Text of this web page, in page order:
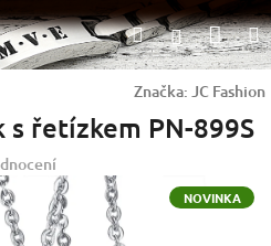
HledatPřihlášení
Značka: JC Fashion
řetízkem PN-899S
NOVINKA